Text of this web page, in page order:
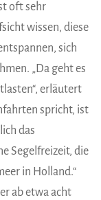
oft sehr
wissen, diese
sich
„Da geht es
erläutert
spricht, ist
das
Segelfreizeit, die
in Holland.“
ab etwa acht